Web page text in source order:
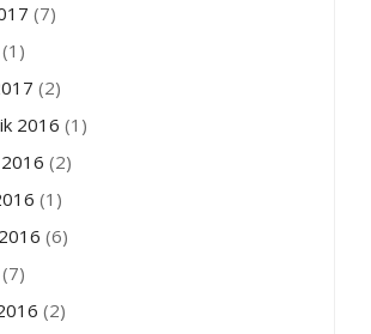
(7)
(1)
(2)
2016 (1)
(2)
(1)
(6)
(7)
(2)